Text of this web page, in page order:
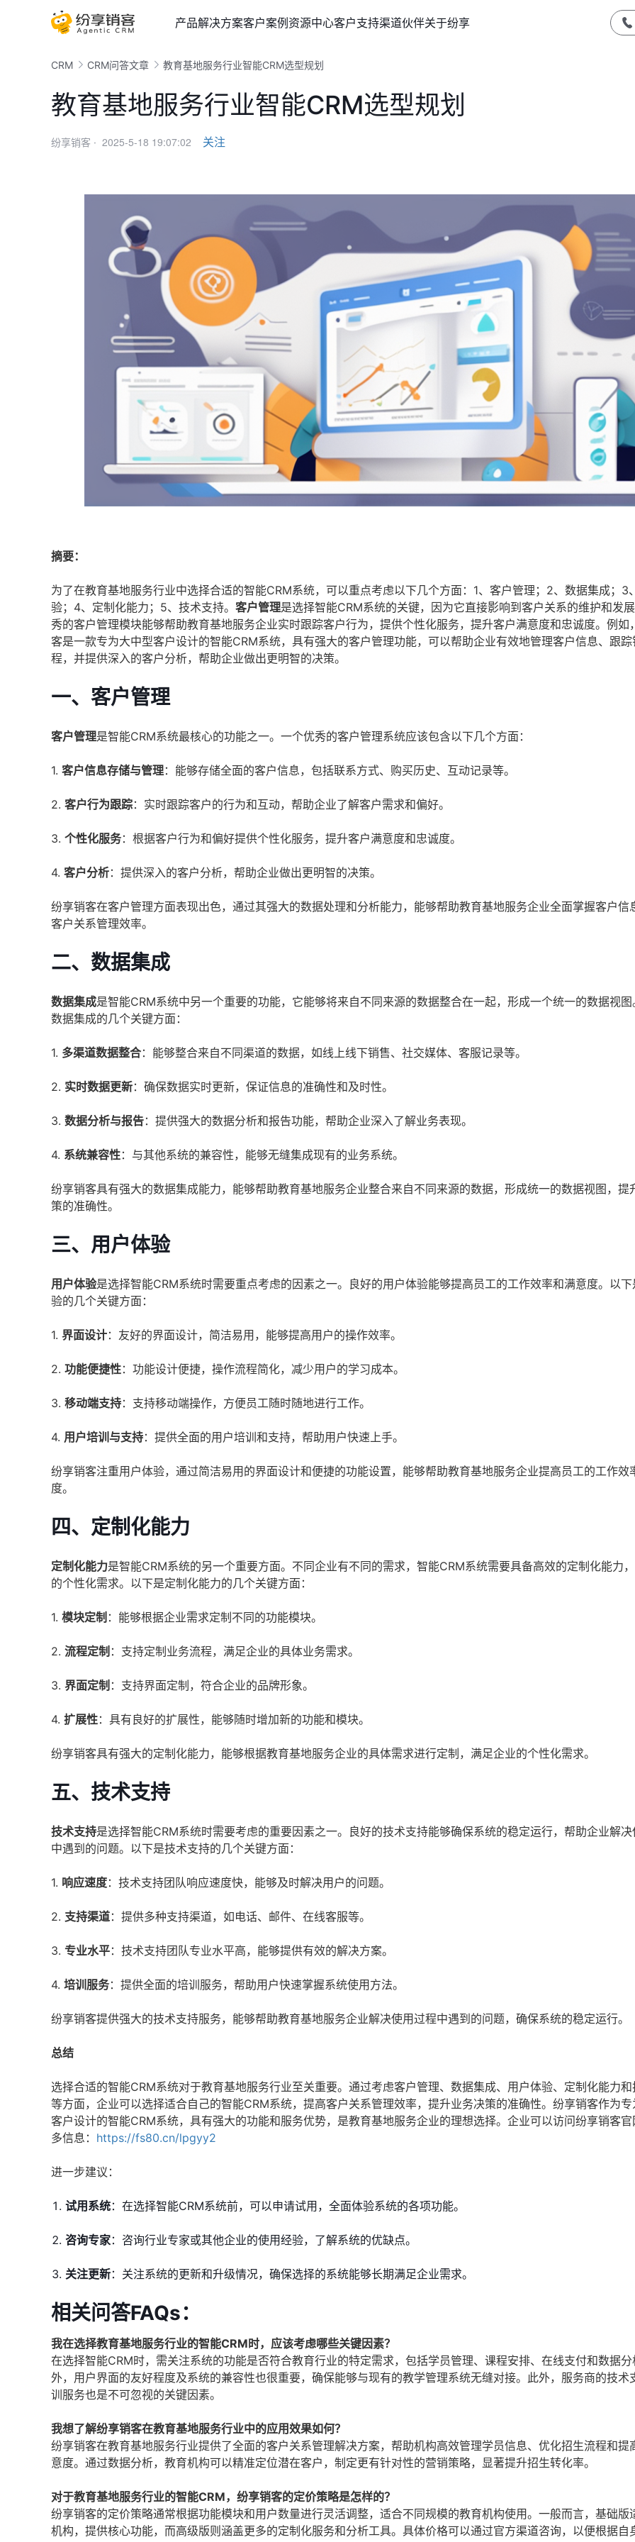
产品解决方案客户案例资源中心客户支持渠道伙伴关于纷享
CRM CRM问答文章 教育基地服务行业智能CRM选型规划
教育基地服务行业智能CRM选型规划
纷享销客 · 2025-5-18 19:07:02 关注
摘要：
为了在教育基地服务行业中选择合适的智能CRM系统，可以重点考虑以下几个方面：1、客户管理；2、数据集成；3
验；4、定制化能力；5、技术支持。 客户管理是选择智能CRM系统的关键，因为它直接影响到客户关系的维护和发
秀的客户管理模块能够帮助教育基地服务企业实时跟踪客户行为，提供个性化服务，提升客户满意度和忠诚度。例如
客是一款专为大中型客户设计的智能CRM系统，具有强大的客户管理功能，可以帮助企业有效地管理客户信息、跟
程，并提供深入的客户分析，帮助企业做出更明智的决策。
一、客户管理
客户管理是智能CRM系统最核心的功能之一。一个优秀的客户管理系统应该包含以下几个方面：
1. 客户信息存储与管理：能够存储全面的客户信息，包括联系方式、购买历史、互动记录等。
2. 客户行为跟踪：实时跟踪客户的行为和互动，帮助企业了解客户需求和偏好。
3. 个性化服务：根据客户行为和偏好提供个性化服务，提升客户满意度和忠诚度。
4. 客户分析：提供深入的客户分析，帮助企业做出更明智的决策。
纷享销客在客户管理方面表现出色，通过其强大的数据处理和分析能力，能够帮助教育基地服务企业全面掌握客户信
客户关系管理效率。
二、数据集成
数据集成是智能CRM系统中另一个重要的功能，它能够将来自不同来源的数据整合在一起，形成一个统一的数据视
数据集成的几个关键方面：
1. 多渠道数据整合：能够整合来自不同渠道的数据，如线上线下销售、社交媒体、客服记录等。
2. 实时数据更新：确保数据实时更新，保证信息的准确性和及时性。
3. 数据分析与报告：提供强大的数据分析和报告功能，帮助企业深入了解业务表现。
4. 系统兼容性：与其他系统的兼容性，能够无缝集成现有的业务系统。
纷享销客具有强大的数据集成能力，能够帮助教育基地服务企业整合来自不同来源的数据，形成统一的数据视图，提
策的准确性。
三、用户体验
用户体验是选择智能CRM系统时需要重点考虑的因素之一。良好的用户体验能够提高员工的工作效率和满意度。以
验的几个关键方面：
1. 界面设计：友好的界面设计，简洁易用，能够提高用户的操作效率。
2. 功能便捷性：功能设计便捷，操作流程简化，减少用户的学习成本。
3. 移动端支持：支持移动端操作，方便员工随时随地进行工作。
4. 用户培训与支持：提供全面的用户培训和支持，帮助用户快速上手。
纷享销客注重用户体验，通过简洁易用的界面设计和便捷的功能设置，能够帮助教育基地服务企业提高员工的工作效
度。
四、定制化能力
定制化能力是智能CRM系统的另一个重要方面。不同企业有不同的需求，智能CRM系统需要具备高效的定制化能力
的个性化需求。以下是定制化能力的几个关键方面：
1. 模块定制 ：能够根据企业需求定制不同的功能模块。
2. 流程定制 ：支持定制业务流程，满足企业的具体业务需求。
3. 界面定制 ：支持界面定制，符合企业的品牌形象。
4. 扩展性：具有良好的扩展性，能够随时增加新的功能和模块。
纷享销客具有强大的定制化能力，能够根据教育基地服务企业的具体需求进行定制，满足企业的个性化需求。
五、技术支持
技术支持是选择智能CRM系统时需要考虑的重要因素之一。良好的技术支持能够确保系统的稳定运行，帮助企业解
中遇到的问题。以下是技术支持的几个关键方面：
1. 响应速度：技术支持团队响应速度快，能够及时解决用户的问题。
2. 支持渠道：提供多种支持渠道，如电话、邮件、在线客服等。
3. 专业水平：技术支持团队专业水平高，能够提供有效的解决方案。
4. 培训服务：提供全面的培训服务，帮助用户快速掌握系统使用方法。
纷享销客提供强大的技术支持服务，能够帮助教育基地服务企业解决使用过程中遇到的问题，确保系统的稳定运行。
总结
选择合适的智能CRM系统对于教育基地服务行业至关重要。通过考虑客户管理、数据集成、用户体验、定制化能力
等方面，企业可以选择适合自己的智能CRM系统，提高客户关系管理效率，提升业务决策的准确性。纷享销客作为
客户设计的智能CRM系统，具有强大的功能和服务优势，是教育基地服务企业的理想选择。企业可以访问纷享销客
多信息： https://fs80.cn/lpgyy2
进一步建议：
试用系统：在选择智能CRM系统前，可以申请试用，全面体验系统的各项功能。
咨询专家：咨询行业专家或其他企业的使用经验，了解系统的优缺点。
关注更新：关注系统的更新和升级情况，确保选择的系统能够长期满足企业需求。
相关问答FAQs：
我在选择教育基地服务行业的智能CRM时，应该考虑哪些关键因素？
在选择智能CRM时，需关注系统的功能是否符合教育行业的特定需求，包括学员管理、课程安排、在线支付和数据
外，用户界面的友好程度及系统的兼容性也很重要，确保能够与现有的教学管理系统无缝对接。此外，服务商的技术
训服务也是不可忽视的关键因素。
我想了解纷享销客在教育基地服务行业中的应用效果如何？
纷享销客在教育基地服务行业提供了全面的客户关系管理解决方案，帮助机构高效管理学员信息、优化招生流程和提
意度。通过数据分析，教育机构可以精准定位潜在客户，制定更有针对性的营销策略，显著提升招生转化率。
对于教育基地服务行业的智能CRM，纷享销客的定价策略是怎样的？
纷享销客的定价策略通常根据功能模块和用户数量进行灵活调整，适合不同规模的教育机构使用。一般而言，基础版
机构，提供核心功能，而高级版则涵盖更多的定制化服务和分析工具。具体价格可以通过官方渠道咨询，以便根据自